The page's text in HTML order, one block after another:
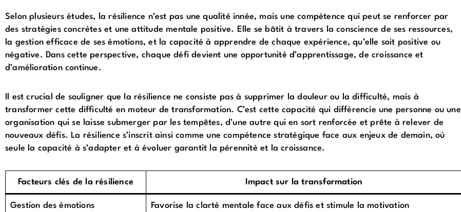
Selon plusieurs études, la résilience n’est pas une qualité innée, mais une compétence qui peut se renforcer par
des stratégies concrètes et une attitude mentale positive. Elle se bâtit à travers la conscience de ses ressources,
la gestion efficace de ses émotions, et la capacité à apprendre de chaque expérience, qu’elle soit positive ou
négative. Dans cette perspective, chaque défi devient une opportunité d’apprentissage, de croissance et
d’amélioration continue.
Il est crucial de souligner que la résilience ne consiste pas à supprimer la douleur ou la difficulté, mais à
transformer cette difficulté en moteur de transformation. C’est cette capacité qui différencie une personne ou une
organisation qui se laisse submerger par les tempêtes, d’une autre qui en sort renforcée et prête à relever de
nouveaux défis. La résilience s’inscrit ainsi comme une compétence stratégique face aux enjeux de demain, où
seule la capacité à s’adapter et à évoluer garantit la pérennité et la croissance.
Facteurs clés de la résilience Impact sur la transformation
Gestion des émotions Favorise la clarté mentale face aux défis et stimule la motivation